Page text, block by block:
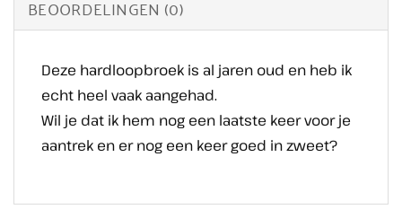
BEOORDELINGEN (0)
Deze hardloopbroek is al jaren oud en heb ik
echt heel vaak aangehad.
Wil je dat ik hem nog een laatste keer voor je
aantrek en er nog een keer goed in zweet?